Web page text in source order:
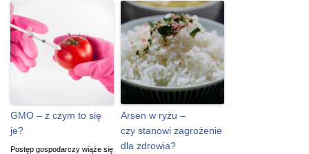
GMO – z czym to się
je?
Postęp gospodarczy wiąże się
Arsen w ryżu –
czy stanowi zagrożenie
dla zdrowia?